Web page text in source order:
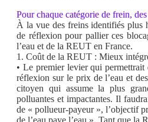
Pour chaque catégorie de frein,
À la vue des freins identifiés plus
de réflexion pour pallier ces
l’eau et de la REUT en France.
1. Coût de la REUT : Mieux
• Le premier levier qui
réflexion sur le prix de l’eau et
citoyen qui assume la plus
polluantes et impactantes. Il
de « pollueur-payeur », l’objectif
de l’eau paye l’eau ». Tant que la